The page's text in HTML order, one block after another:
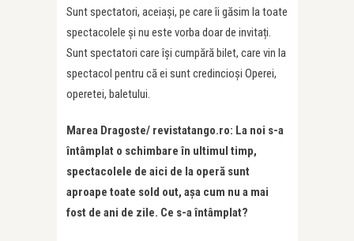
Sunt spectatori, aceiași, pe care îi găsim la toate
spectacolele și nu este vorba doar de invitați.
Sunt spectatori care își cumpără bilet, care vin la
spectacol pentru că ei sunt credincioși Operei,
operetei, baletului.
Marea Dragoste/ revistatango.ro: La noi s-a
întâmplat o schimbare în ultimul timp,
spectacolele de aici de la operă sunt
aproape toate sold out, așa cum nu a mai
fost de ani de zile. Ce s-a întâmplat?